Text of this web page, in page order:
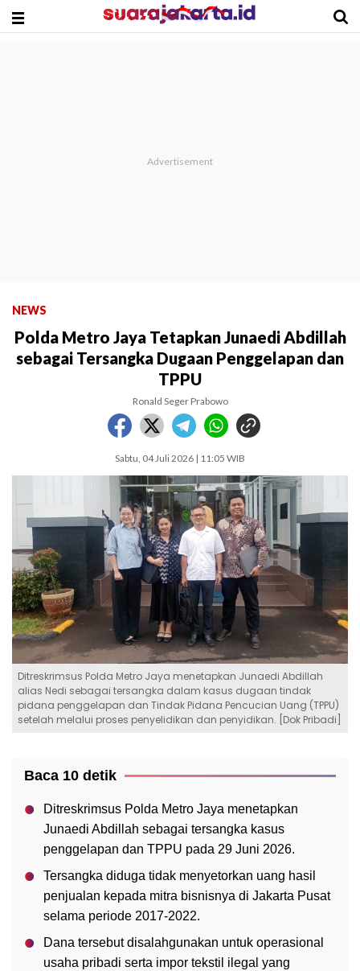
NEWS
Polda Metro Jaya Tetapkan Junaedi Abdillah
sebagai Tersangka Dugaan Penggelapan dan
TPPU
Ronald Seger Prabowo
Sabtu, 04 Juli 2026 | 11:05 WIB
Ditreskrimsus Polda Metro Jaya menetapkan Junaedi Abdillah
alias Nedi sebagai tersangka dalam kasus dugaan tindak
pidana penggelapan dan Tindak Pidana Pencucian Uang (TPPU)
setelah melalui proses penyelidikan dan penyidikan. [Dok Pribadi]
Baca 10 detik
Ditreskrimsus Polda Metro Jaya menetapkan
Junaedi Abdillah sebagai tersangka kasus
penggelapan dan TPPU pada 29 Juni 2026.
Tersangka diduga tidak menyetorkan uang hasil
penjualan kepada mitra bisnisnya di Jakarta Pusat
selama periode 2017-2022.
Dana tersebut disalahgunakan untuk operasional
usaha pribadi serta impor tekstil ilegal yang